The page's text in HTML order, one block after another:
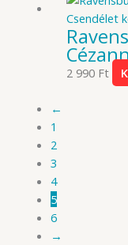
2 990 Ft
←
1
2
3
4
5
6
→